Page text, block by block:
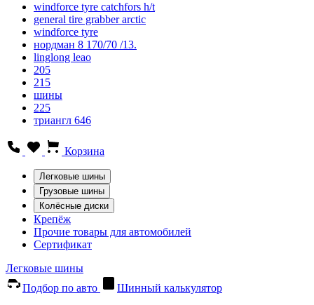
windforce tyre catchfors h/t
general tire grabber arctic
windforce tyre
нордман 8 170/70 /13.
linglong leao
205
215
шины
225
триангл 646
Корзина
Легковые шины
Грузовые шины
Колёсные диски
Крепёж
Прочие товары для автомобилей
Сертификат
Легковые шины
Подбор по авто
Шинный калькулятор